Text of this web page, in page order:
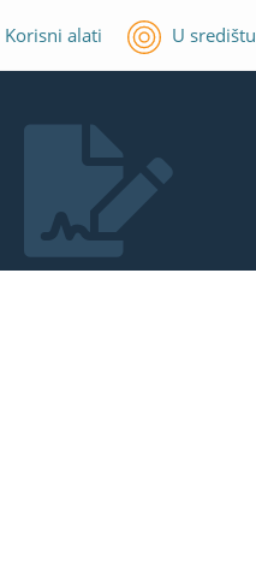
Korisni alati U središtu